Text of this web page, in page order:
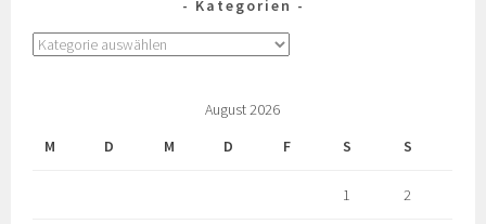
Kategorien
August 2026
M
D M D F S S
1 2